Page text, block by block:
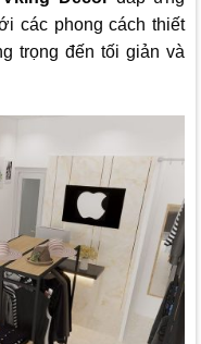
các phong cách thiết
trọng đến tối giản và